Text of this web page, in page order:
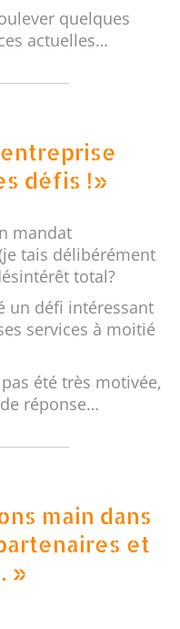
quelques
actuelles…
entreprise
défis !»
mandat
tais délibérément
total?
un défi intéressant
services à moitié
été très motivée,
réponse…
main dans
et
»